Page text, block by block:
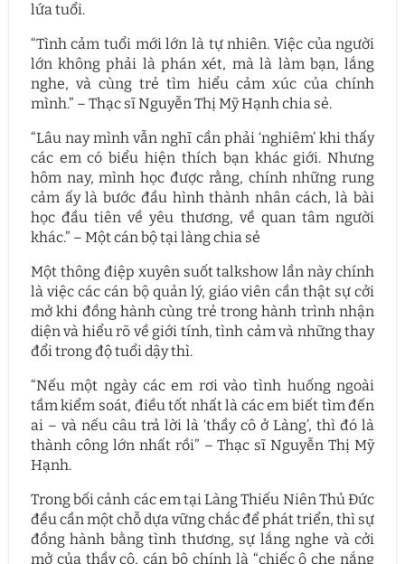
lứa tuổi.
“Tình cảm tuổi mới lớn là tự nhiên. Việc của người
lớn không phải là phán xét, mà là làm bạn, lắng
nghe, và cùng trẻ tìm hiểu cảm xúc của chính
mình.” – Thạc sĩ Nguyễn Thị Mỹ Hạnh chia sẻ.
“Lâu nay mình vẫn nghĩ cần phải ‘nghiêm’ khi thấy
các em có biểu hiện thích bạn khác giới. Nhưng
hôm nay, mình học được rằng, chính những rung
cảm ấy là bước đầu hình thành nhân cách, là bài
học đầu tiên về yêu thương, về quan tâm người
khác.” – Một cán bộ tại làng chia sẻ
Một thông điệp xuyên suốt talkshow lần này chính
là việc các cán bộ quản lý, giáo viên cần thật sự cởi
mở khi đồng hành cùng trẻ trong hành trình nhận
diện và hiểu rõ về giới tính, tình cảm và những thay
đổi trong độ tuổi dậy thì.
“Nếu một ngày các em rơi vào tình huống ngoài
tầm kiểm soát, điều tốt nhất là các em biết tìm đến
ai – và nếu câu trả lời là ‘thầy cô ở Làng’, thì đó là
thành công lớn nhất rồi” – Thạc sĩ Nguyễn Thị Mỹ
Hạnh.
Trong bối cảnh các em tại Làng Thiếu Niên Thủ Đức
đều cần một chỗ dựa vững chắc để phát triển, thì sự
đồng hành bằng tình thương, sự lắng nghe và cởi
mở của thầy cô, cán bộ chính là “chiếc ô che nắng